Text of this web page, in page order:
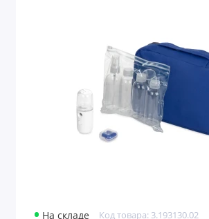
На складе Код товара: 3.193130.02